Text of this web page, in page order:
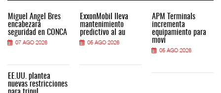
Miguel Ángel Bres
encabezará
seguridad en CONCA
07 AGO 2026
EE.UU. plantea
nuevas restricciones
ExxonMobil lleva
mantenimiento
predictivo al au
05 AGO 2026
APM Terminals
incrementa
equipamiento para
movi
05 AGO 2026